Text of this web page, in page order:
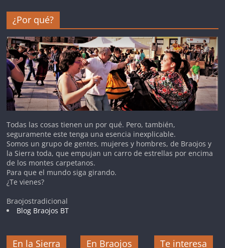
¿Por qué?
Todas las cosas tienen un por qué. Pero, también,
seguramente este tenga una esencia inexplicable.
Somos un grupo de gentes, mujeres y hombres, de Braojos y
la Sierra toda, que empujan un carro de estrellas por encima
de los montes carpetanos.
Para que el mundo siga girando.
¿Te vienes?
Braojostradicional
Blog Braojos BT
En la Sierra En Braojos Te interesa